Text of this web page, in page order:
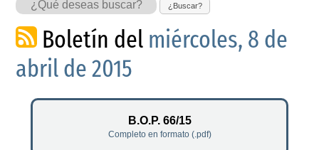
¿Buscar?
Boletín del miércoles, 8 de
abril de 2015
B.O.P. 66/15
Completo en formato (.pdf)